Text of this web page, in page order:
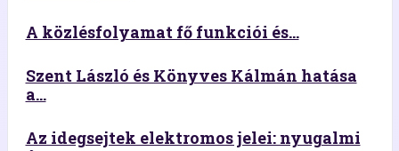
A közlésfolyamat fő funkciói és...
Szent László és Könyves Kálmán hatása
a...
Az idegsejtek elektromos jelei: nyugalmi